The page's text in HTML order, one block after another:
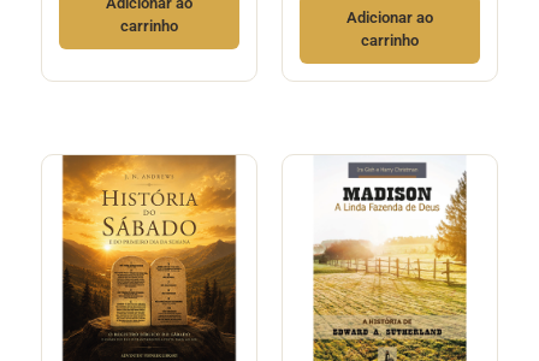
carrinho
Adicionar ao
carrinho